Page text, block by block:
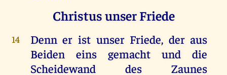
Christus unser Friede
14 Denn er ist unser Friede, der aus
Beiden
eins gemacht und
die
Scheidewand des Zaunes